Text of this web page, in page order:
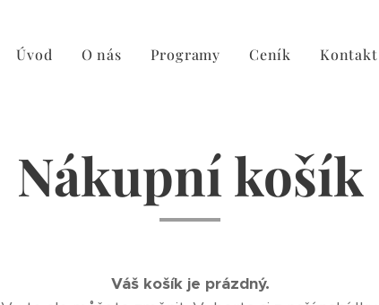
Úvod O nás Programy Ceník Kontakt
Nákupní košík
Váš košík je prázdný.